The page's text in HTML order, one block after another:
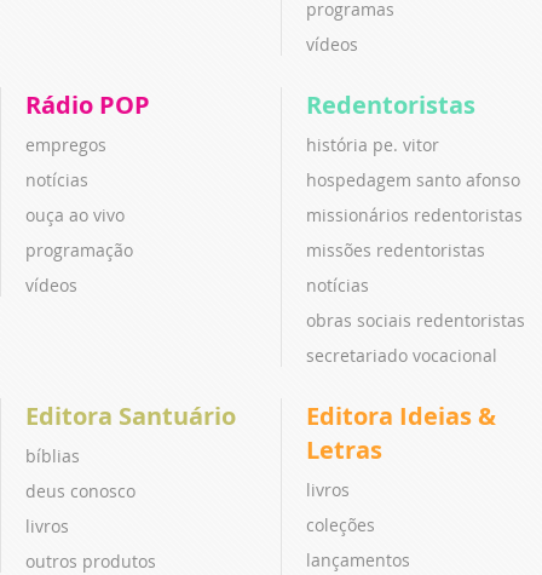
programas
vídeos
Rádio POP
empregos
notícias
ouça ao vivo
programação
vídeos
Redentoristas
história pe. vitor
hospedagem santo afonso
missionários redentoristas
missões redentoristas
notícias
obras sociais redentoristas
secretariado vocacional
Editora Santuário
bíblias
deus conosco
livros
outros produtos
Editora Ideias &
Letras
livros
coleções
lançamentos